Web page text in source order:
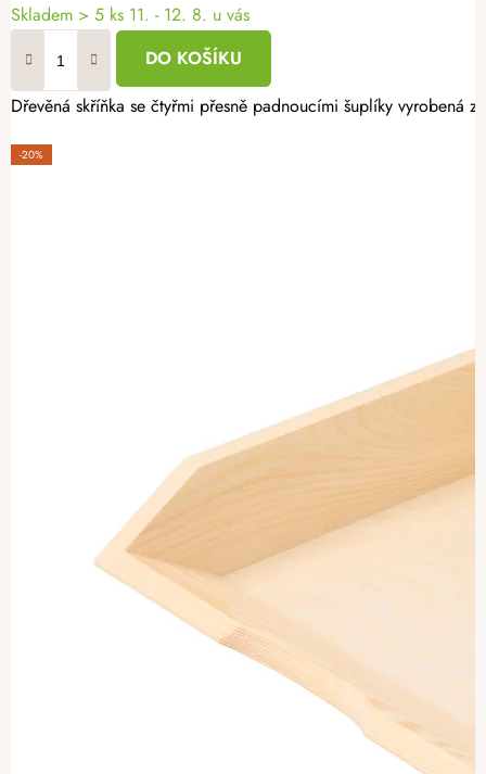
Skladem > 5 ks 11. - 12. 8. u vás
DO KOŠÍKU
Dřevěná skříňka se čtyřmi přesně padnoucími šuplíky vyrobená z
-20%